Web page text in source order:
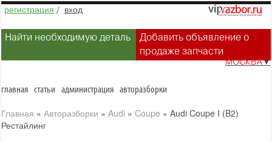
регистрация / вход
Найти необходимую деталь
Добавить объявление о
продаже запчасти
МОСКВА▼
главная статьи администрация авторазборки
Главная » Авторазборки » Audi » Coupe » Audi Coupe I (B2)
Рестайлинг